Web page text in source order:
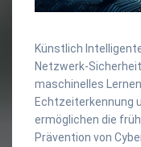
Künstlich
Netzwerk-
maschinelles
Echtzeiterkennung
ermöglichen die
Prävention von